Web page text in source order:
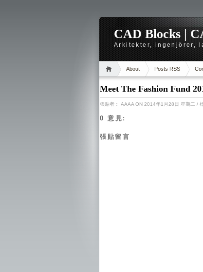
CAD Blocks |
Arkitekter, ingenjörer,
About Posts RSS
Meet The Fashion Fund
張貼者： AAAA ON 2014年1月28日 星期二 /
0 意見:
張貼留言